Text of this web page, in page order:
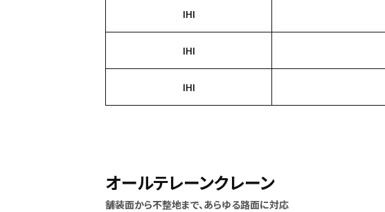
IHI
IHI
IHI
オールテレーンクレーン
舗装面から不整地まで、あらゆる路面に対応